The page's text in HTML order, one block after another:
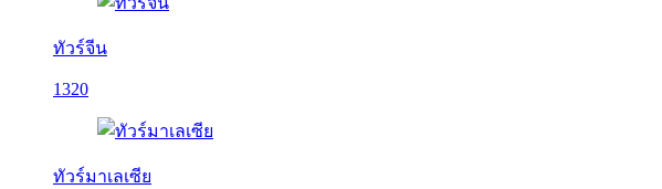
ทัวร์จีน
1320
ทัวร์มาเลเซีย